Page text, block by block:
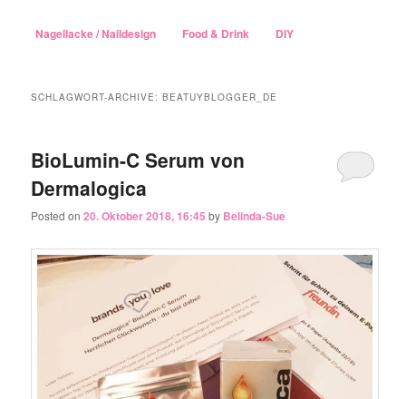
Nagellacke / Naildesign Food & Drink DIY
SCHLAGWORT-ARCHIVE:BEATUYBLOGGER_DE
BioLumin-C Serum von
Dermalogica
Posted on20. Oktober 2018, 16:45 by Belinda-Sue